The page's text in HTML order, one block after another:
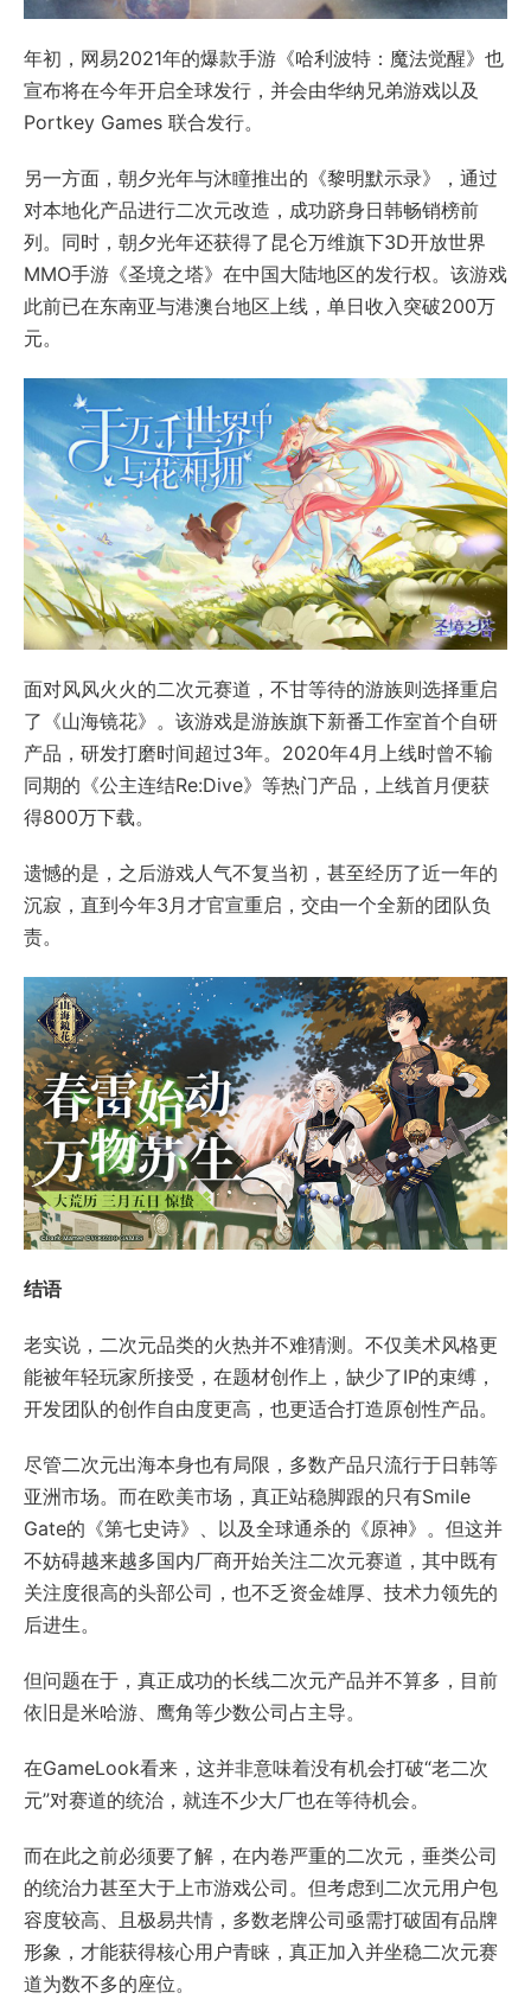
年初，网易2021年的爆款手游《哈利波特：魔法觉醒》也
宣布将在今年开启全球发行，并会由华纳兄弟游戏以及
Portkey Games 联合发行。
另一方面，朝夕光年与沐瞳推出的《黎明默示录》，通过
对本地化产品进行二次元改造，成功跻身日韩畅销榜前
列。同时，朝夕光年还获得了昆仑万维旗下3D开放世界
MMO手游《圣境之塔》在中国大陆地区的发行权。该游戏
此前已在东南亚与港澳台地区上线，单日收入突破200万
元。
面对风风火火的二次元赛道，不甘等待的游族则选择重启
了《山海镜花》。该游戏是游族旗下新番工作室首个自研
产品，研发打磨时间超过3年。2020年4月上线时曾不输
同期的《公主连结Re:Dive》等热门产品，上线首月便获
得800万下载。
遗憾的是，之后游戏人气不复当初，甚至经历了近一年的
沉寂，直到今年3月才官宣重启，交由一个全新的团队负
责。
结语
老实说，二次元品类的火热并不难猜测。不仅美术风格更
能被年轻玩家所接受，在题材创作上，缺少了IP的束缚，
开发团队的创作自由度更高，也更适合打造原创性产品。
尽管二次元出海本身也有局限，多数产品只流行于日韩等
亚洲市场。而在欧美市场，真正站稳脚跟的只有Smile
Gate的《第七史诗》、以及全球通杀的《原神》。但这并
不妨碍越来越多国内厂商开始关注二次元赛道，其中既有
关注度很高的头部公司，也不乏资金雄厚、技术力领先的
后进生。
但问题在于，真正成功的长线二次元产品并不算多，目前
依旧是米哈游、鹰角等少数公司占主导。
在GameLook看来，这并非意味着没有机会打破“老二次
元”对赛道的统治，就连不少大厂也在等待机会。
而在此之前必须要了解，在内卷严重的二次元，垂类公司
的统治力甚至大于上市游戏公司。但考虑到二次元用户包
容度较高、且极易共情，多数老牌公司亟需打破固有品牌
形象，才能获得核心用户青睐，真正加入并坐稳二次元赛
道为数不多的座位。